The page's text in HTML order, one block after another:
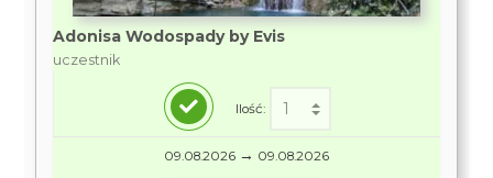
Adonisa Wodospady by Evis
uczestnik
Ilość:
09.08.2026 → 09.08.2026